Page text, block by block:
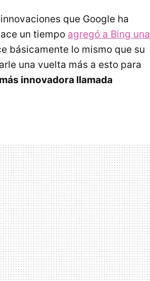
que Google ha
un tiempo agregó a Bing una
básicamente lo mismo que su
una vuelta más a esto para
innovadora llamada